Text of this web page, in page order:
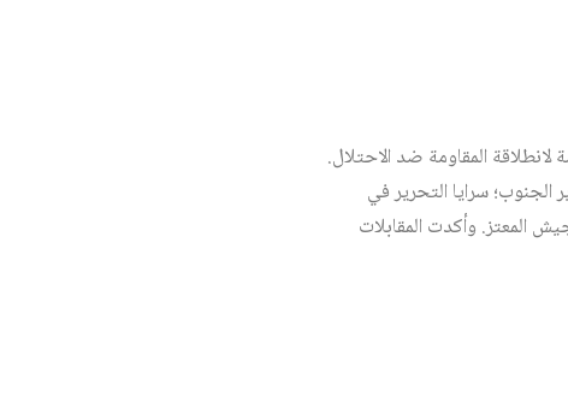
المقاومة ضد الاحتلال.
الجنوب؛ سرايا التحرير في
المعتز. وأكدت المقابلات